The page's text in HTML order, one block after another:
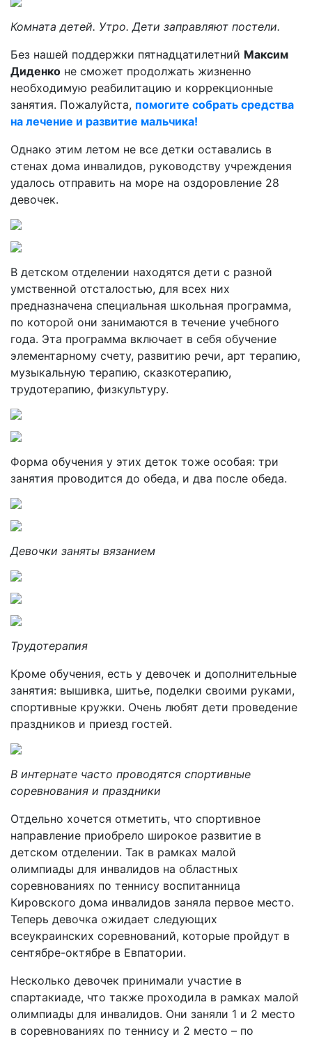
Комната детей. Утро. Дети заправляют постели.
Без нашей поддержки пятнадцатилетний Максим
Диденко не сможет продолжать жизненно
необходимую реабилитацию и коррекционные
занятия. Пожалуйста, помогите собрать средства
на лечение и развитие мальчика!
Однако этим летом не все детки оставались в
стенах дома инвалидов, руководству учреждения
удалось отправить на море на оздоровление 28
девочек.
В детском отделении находятся дети с разной
умственной отсталостью, для всех них
предназначена специальная школьная программа,
по которой они занимаются в течение учебного
года. Эта программа включает в себя обучение
элементарному счету, развитию речи, арт терапию,
музыкальную терапию, сказкотерапию,
трудотерапию, физкультуру.
Форма обучения у этих деток тоже особая: три
занятия проводится до обеда, и два после обеда.
Девочки заняты вязанием
Трудотерапия
Кроме обучения, есть у девочек и дополнительные
занятия: вышивка, шитье, поделки своими руками,
спортивные кружки. Очень любят дети проведение
праздников и приезд гостей.
В интернате часто проводятся спортивные
соревнования и праздники
Отдельно хочется отметить, что спортивное
направление приобрело широкое развитие в
детском отделении. Так в рамках малой
олимпиады для инвалидов на областных
соревнованиях по теннису воспитанница
Кировского дома инвалидов заняла первое место.
Теперь девочка ожидает следующих
всеукраинских соревнований, которые пройдут в
сентябре-октябре в Евпатории.
Несколько девочек принимали участие в
спартакиаде, что также проходила в рамках малой
олимпиады для инвалидов. Они заняли 1 и 2 место
в соревнованиях по теннису и 2 место – по